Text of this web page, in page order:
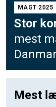
MAGT 2025
Stor
mest
Mest